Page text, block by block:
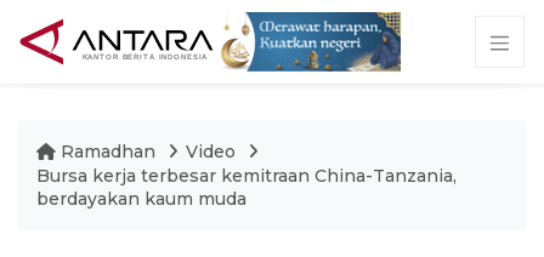
Ramadhan
Video
Bursa kerja terbesar kemitraan China-Tanzania,
berdayakan kaum muda